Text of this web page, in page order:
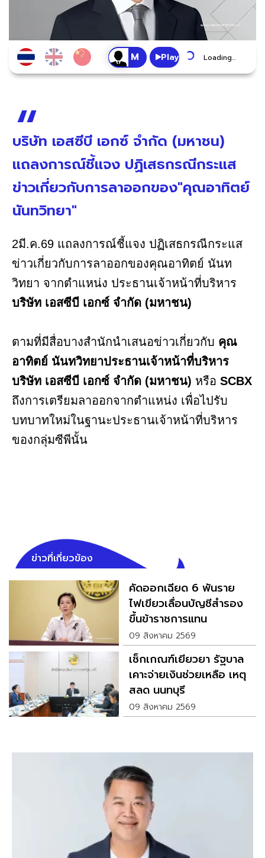
Play Loading...
บริษัท เอสซีบี เอกซ์ จำกัด (มหาชน)
แถลงการณ์ชี้แจง ปฏิเสธกรณีกระแส
ข่าวเกี่ยวกับการลาออกของ"คุณอาทิตย์
นันทวิทยา"
2มี.ค.69 แถลงการณ์ชี้แจง ปฏิเสธกรณีกระแส
ข่าวเกี่ยวกับการลาออกของคุณอาทิตย์ นันท
วิทยา จากตำแหน่ง ประธานเจ้าหน้าที่บริหาร
บริษัท เอสซีบี เอกซ์ จำกัด (มหาชน)
ตามที่มีสื่อบางสำนักนำเสนอข่าวเกี่ยวกับ คุณ
อาทิตย์ นันทวิทยาประธานเจ้าหน้าที่บริหาร
บริษัท เอสซีบี เอกซ์ จำกัด (มหาชน) หรือ SCBX
ถึงการเตรียมลาออกจากตำแหน่ง เพื่อไปรับ
บทบาทใหม่ในฐานะประธานเจ้าหน้าที่บริหาร
ของกลุ่มซีพีนั้น
ข่าวที่เกี่ยวข้อง
คัดออกเฉียด 6 พันราย
ไฟเขียวเลื่อนบัญชีสำรอง
ขึ้นข้าราชการแทน
09 สิงหาคม 2569
เช็กเกณฑ์เยียวยา รัฐบาล
เคาะจ่ายเงินช่วยเหลือ เหตุ
สลด นนทบุรี
09 สิงหาคม 2569